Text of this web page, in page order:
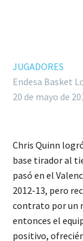
JUGADORES
Endesa Basket
20 de mayo de
Chris Quinn
base tirador al
pasó en el
2012-13, pero
contrato por un
entonces el
positivo,